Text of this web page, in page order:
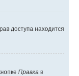
доступа находится
Правка в